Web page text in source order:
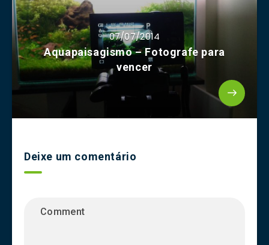
07/07/2014
Aquapaisagismo – Fotografe para
vencer
Deixe um comentário